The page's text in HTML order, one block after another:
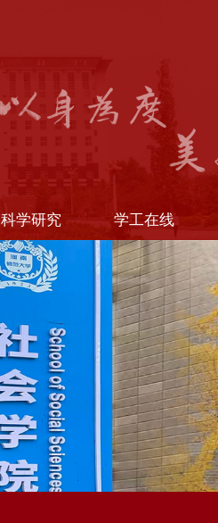
科学研究 学工在线